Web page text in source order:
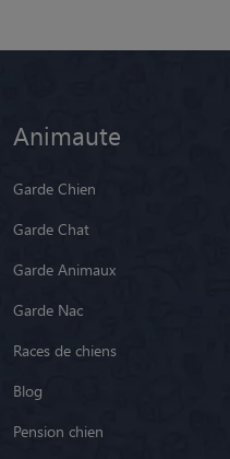
Animaute
Garde Chien
Garde Chat
Garde Animaux
Garde Nac
Races de chiens
Blog
Pension chien